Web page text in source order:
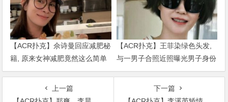
【ACR扑克】佘诗曼回应减肥秘
籍, 原来女神减肥竟然这么简单
【ACR扑克】王菲染绿色头发,
与一男子合照近照曝光男子身份
被扒出
上一篇
下一篇